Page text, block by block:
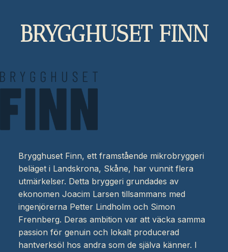
BRYGGHUSET FINN
Brygghuset Finn, ett framstående mikrobryggeri
beläget i Landskrona, Skåne, har vunnit flera
utmärkelser. Detta bryggeri grundades av
ekonomen Joacim Larsen tillsammans med
ingenjörerna Petter Lindholm och Simon
Frennberg. Deras ambition var att väcka samma
passion för genuin och lokalt producerad
hantverksöl hos andra som de själva känner. I